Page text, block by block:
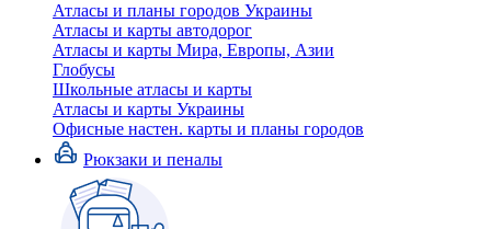
Атласы и планы городов Украины
Атласы и карты автодорог
Атласы и карты Мира, Европы, Азии
Глобусы
Школьные атласы и карты
Атласы и карты Украины
Офисные настен. карты и планы городов
Рюкзаки и пеналы